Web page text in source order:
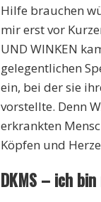
Hilfe brauchen
mir erst vor
UND WINKEN
gelegentlichen
ein, bei der sie
vorstellte. Denn
erkrankten
Köpfen und
DKMS – ich